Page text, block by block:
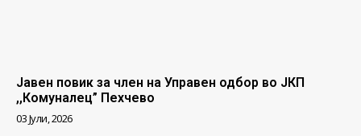
Јавен повик за член на Управен одбор во ЈКП
,,Комуналец” Пехчево
03 Јули, 2026